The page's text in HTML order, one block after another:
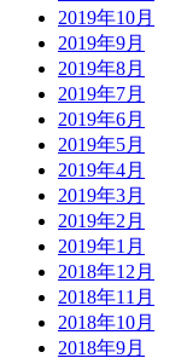
2019年10月
2019年9月
2019年8月
2019年7月
2019年6月
2019年5月
2019年4月
2019年3月
2019年2月
2019年1月
2018年12月
2018年11月
2018年10月
2018年9月